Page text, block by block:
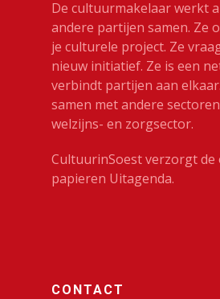
De cultuurmakelaar werkt
andere partijen samen. Ze
je culturele project. Ze
nieuw initiatief. Ze is een
verbindt partijen aan
samen met andere
welzijns- en zorgsector.
CultuurinSoest verzorgt de
papieren Uitagenda.
CONTACT